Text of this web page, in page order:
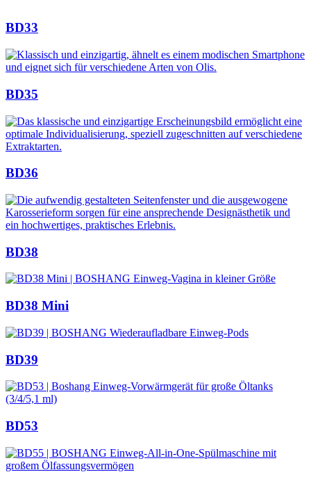
BD33
BD35
BD36
BD38
BD38 Mini
BD39
BD53